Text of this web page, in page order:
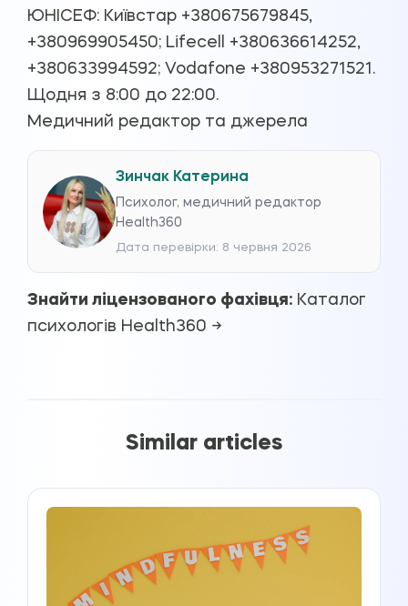
ЮНІСЕФ: Київстар +380675679845,
+380969905450; Lifecell +380636614252,
+380633994592; Vodafone +380953271521.
Щодня з 8:00 до 22:00.
Медичний редактор та джерела
Зинчак Катерина
Психолог, медичний редактор
Health360
Дата перевірки: 8 червня 2026
Знайти ліцензованого фахівця: Каталог
психологів Health360 →
Similar articles